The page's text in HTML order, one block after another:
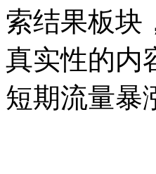
索结果板块
真实性的内
短期流量暴